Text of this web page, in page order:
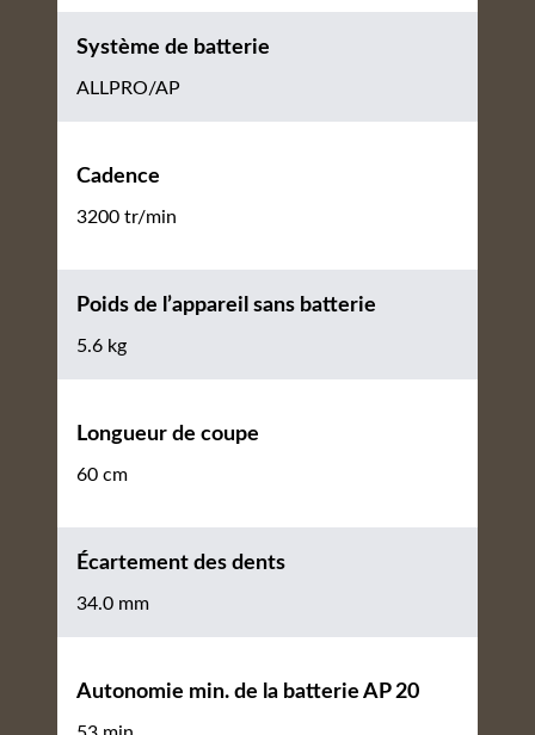
Système de batterie
ALLPRO/AP
Cadence
3200 tr/min
Poids de l’appareil sans batterie
5.6 kg
Longueur de coupe
60 cm
Écartement des dents
34.0 mm
Autonomie min. de la batterie AP 20